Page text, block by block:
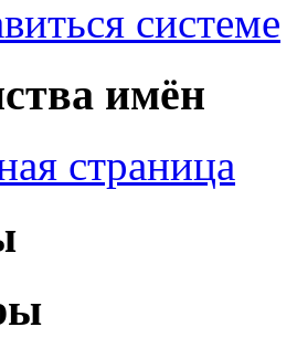
системе
имён
страница